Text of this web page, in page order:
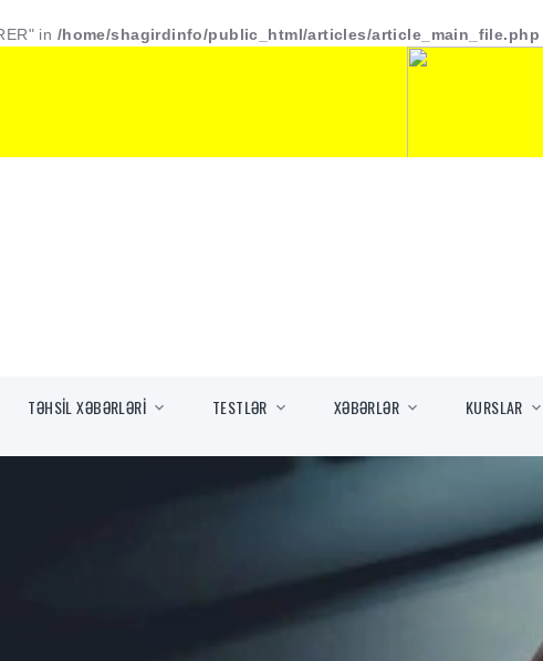
in /home/shagirdinfo/public_html/articles/article_main_file.php
TƏHSİL XƏBƏRLƏRİ TESTLƏR XƏBƏRLƏR KURSLAR